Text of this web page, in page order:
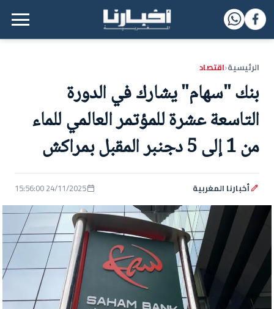
القائمة الرئيسية
الرئيسية‹اقتصاد
بنك "سهام" يشارك في الدورة
التاسعة عشرة للمؤتمر العالمي للماء
من 1 إلى 5 دجنبر المقبل بمراكش
أخبارنا المغربية 24/11/2025 15:56:00